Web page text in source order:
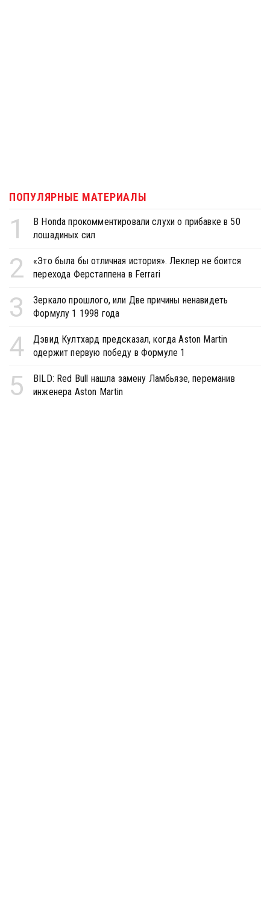
ПОПУЛЯРНЫЕ МАТЕРИАЛЫ
1
В Honda прокомментировали слухи о прибавке в 50
лошадиных сил
2
«Это была бы отличная история». Леклер не боится
перехода Ферстаппена в Ferrari
3
Зеркало прошлого, или Две причины ненавидеть
Формулу 1 1998 года
4
Дэвид Култхард предсказал, когда Aston Martin
одержит первую победу в Формуле 1
5
BILD: Red Bull нашла замену Ламбьязе, переманив
инженера Aston Martin